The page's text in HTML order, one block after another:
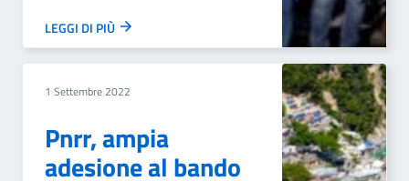
LEGGI DI PIÙ
1 Settembre 2022
Pnrr, ampia
adesione al bando